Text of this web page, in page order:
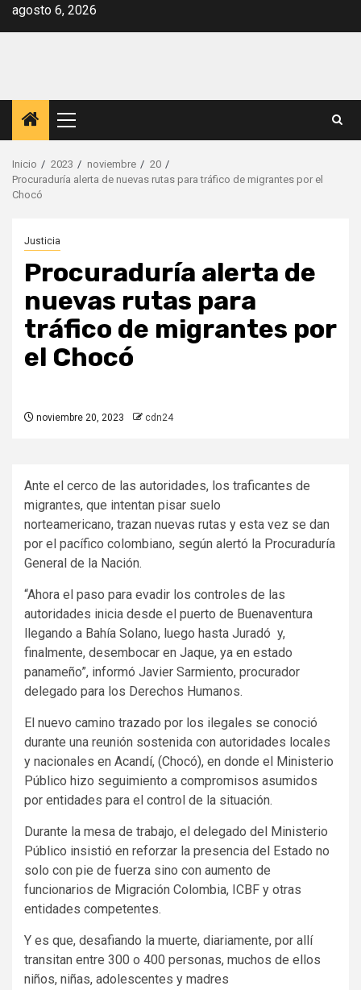
Saltar
agosto 6, 2026
Menú
principal
Inicio 2023 noviembre
20
Procuraduría alerta de nuevas rutas para tráfico de migrantes por el
Chocó
Justicia
Procuraduría alerta de
nuevas rutas para
tráfico de migrantes por
el Chocó
noviembre 20, 2023 cdn24
Ante el cerco de las autoridades, los traficantes de
migrantes, que intentan pisar suelo
norteamericano, trazan nuevas rutas y esta vez se dan
por el pacífico colombiano, según alertó la Procuraduría
General de la Nación.
“Ahora el paso para evadir los controles de las
autoridades inicia desde el puerto de Buenaventura
llegando a Bahía Solano, luego hasta Juradó y,
finalmente, desembocar en Jaque, ya en estado
panameño”, informó Javier Sarmiento, procurador
delegado para los Derechos Humanos.
El nuevo camino trazado por los ilegales se conoció
durante una reunión sostenida con autoridades locales
y nacionales en Acandí, (Chocó), en donde el Ministerio
Público hizo seguimiento a compromisos asumidos
por entidades para el control de la situación.
Durante la mesa de trabajo, el delegado del Ministerio
Público insistió en reforzar la presencia del Estado no
solo con pie de fuerza sino con aumento de
funcionarios de Migración Colombia, ICBF y otras
entidades competentes.
Y es que, desafiando la muerte, diariamente, por allí
transitan entre 300 o 400 personas, muchos de ellos
niños, niñas, adolescentes y madres